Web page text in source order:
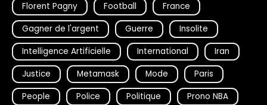
Florent Pagny
Football
France
Gagner de l'argent
Guerre
Insolite
Intelligence Artificielle
International
Iran
Justice
Metamask Mode
Paris
People
Police Politique
Prono NBA